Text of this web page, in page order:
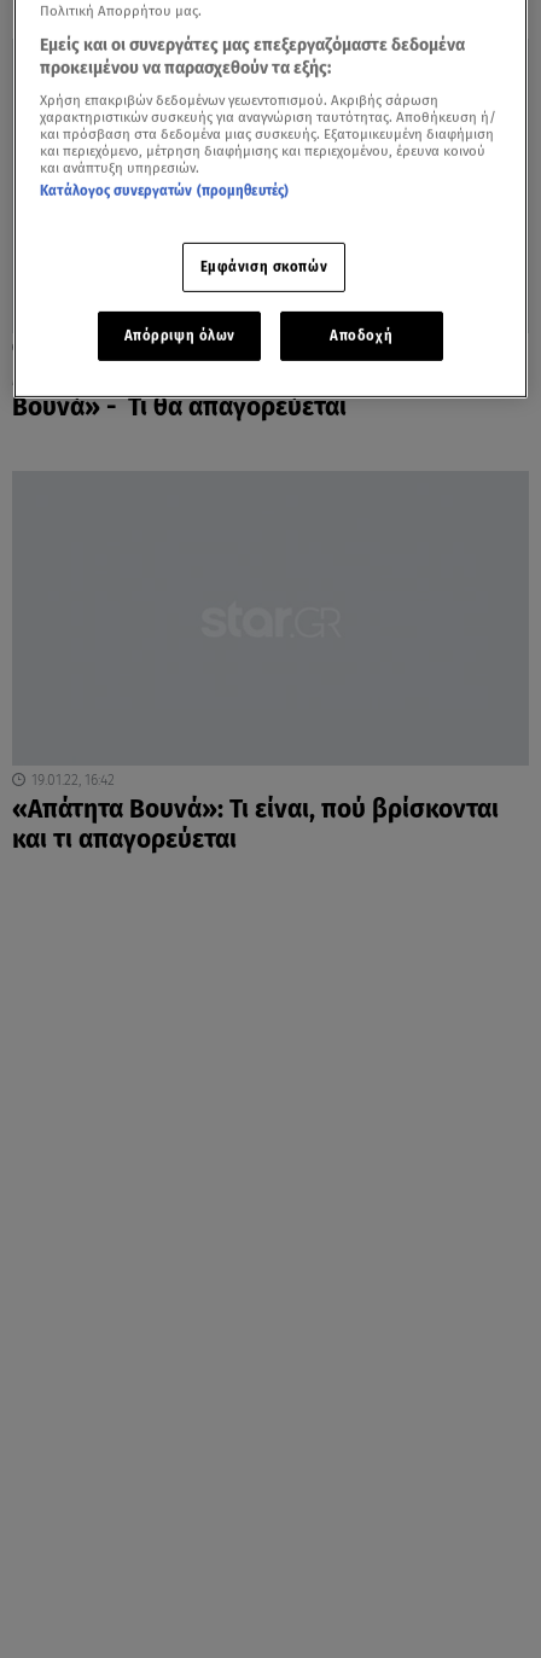
Μητσοτάκης: Πρωτοβουλία «Απάτητα
Βουνά» - Τι θα απαγορεύεται
19.01.22, 16:42
«Απάτητα Βουνά»: Τι είναι, πού βρίσκονται
και τι απαγορεύεται
Πολιτική Απορρήτου μας.
Εμείς και οι συνεργάτες μας επεξεργαζόμαστε δεδομένα
προκειμένου να παρασχεθούν τα εξής:
Χρήση επακριβών δεδομένων γεωεντοπισμού. Ακριβής σάρωση
χαρακτηριστικών συσκευής για αναγνώριση ταυτότητας. Αποθήκευση ή/
και πρόσβαση στα δεδομένα μιας συσκευής. Εξατομικευμένη διαφήμιση
και περιεχόμενο, μέτρηση διαφήμισης και περιεχομένου, έρευνα κοινού
και ανάπτυξη υπηρεσιών.
Κατάλογος συνεργατών (προμηθευτές)
Εμφάνιση σκοπών
Απόρριψη όλων Αποδοχή